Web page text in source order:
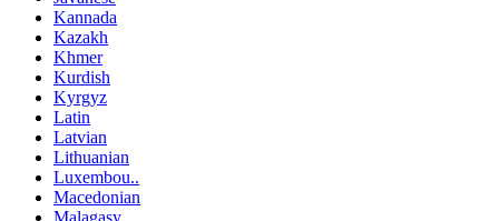
Kannada
Kazakh
Khmer
Kurdish
Kyrgyz
Latin
Latvian
Lithuanian
Luxembou..
Macedonian
Malagasy